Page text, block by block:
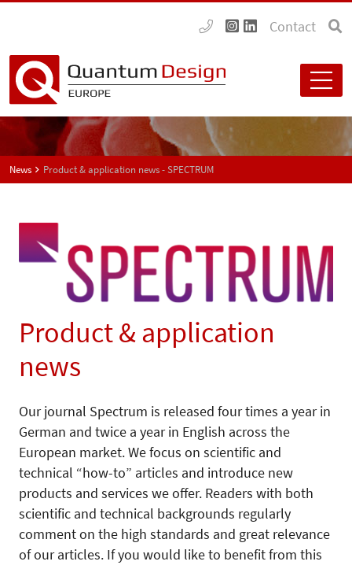
Contact
News Product & application news - SPECTRUM
Product & application
news
Our journal Spectrum is released four times a year in
German and twice a year in English across the
European market. We focus on scientific and
technical “how-to” articles and introduce new
products and services we offer. Readers with both
scientific and technical backgrounds regularly
comment on the high standards and great relevance
of our articles. If you would like to benefit from this